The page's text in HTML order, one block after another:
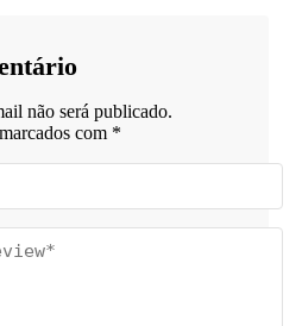
não será publicado.
com *